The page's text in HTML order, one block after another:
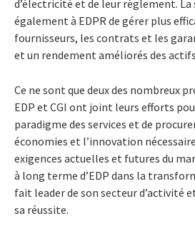
d’électricité et de leur règlement.
également à EDPR de gérer plus
fournisseurs, les contrats et les
et un rendement améliorés des
Ce ne sont que deux des nombreux
EDP et CGI ont joint leurs efforts
paradigme des services et de
économies et l’innovation
exigences actuelles et futures du
à long terme d’EDP dans la
fait leader de son secteur d’activité
sa réussite.